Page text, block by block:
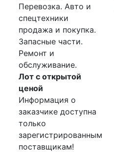
Перевозка. Авто и
спецтехники
продажа и покупка.
Запасные части.
Ремонт и
обслуживание.
Лот с открытой
ценой
Информация о
заказчике доступна
только
зарегистрированным
поставщикам!